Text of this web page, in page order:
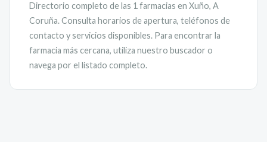
Directorio completo de las 1 farmacias en Xuño, A
Coruña. Consulta horarios de apertura, teléfonos de
contacto y servicios disponibles. Para encontrar la
farmacia más cercana, utiliza nuestro buscador o
navega por el listado completo.